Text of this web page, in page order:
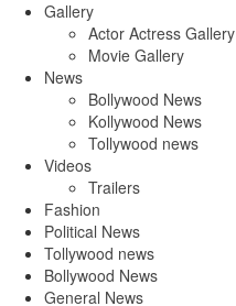
Gallery
Actor Actress Gallery
Movie Gallery
News
Bollywood News
Kollywood News
Tollywood news
Videos
Trailers
Fashion
Political News
Tollywood news
Bollywood News
General News